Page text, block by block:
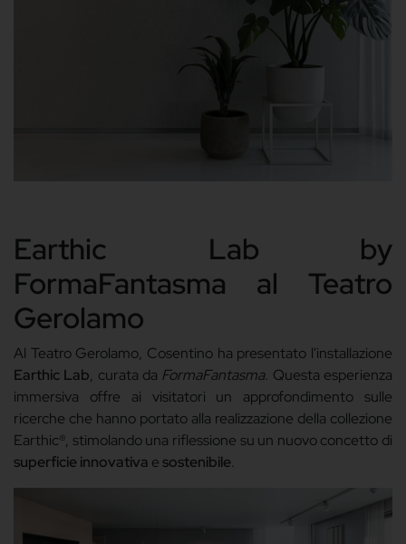
Earthic Lab by
FormaFantasma al Teatro
Gerolamo
Al Teatro Gerolamo, Cosentino ha presentato l'installazione
Earthic Lab, curata da FormaFantasma. Questa esperienza
immersiva offre ai visitatori un approfondimento sulle
ricerche che hanno portato alla realizzazione della collezione
Earthic®, stimolando una riflessione su un nuovo concetto di
superficie innovativa e sostenibile.